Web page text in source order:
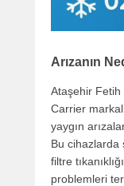
Arızanın
Ataşehir
Carrier
yaygın
Bu cihazlarda
filtre
problemleri